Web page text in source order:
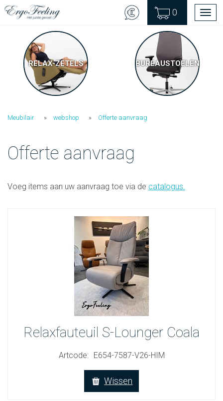
0
RELAX-ZETELS BUREAUSTOELEN
Meubilair webshop Offerte aanvraag
Offerte aanvraag
Voeg items aan uw aanvraag toe via de catalogus.
Relaxfauteuil S-Lounger Coala
Artcode: E654-7587-V26-HIM
Wissen